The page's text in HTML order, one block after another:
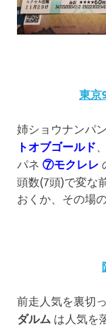
東京
姉ショウナンパ
トオブゴールド
パネ ⑦モクレレ
頭数(7頭)で変な
おくか、その場
前走人気を裏切
ダルム は人気を